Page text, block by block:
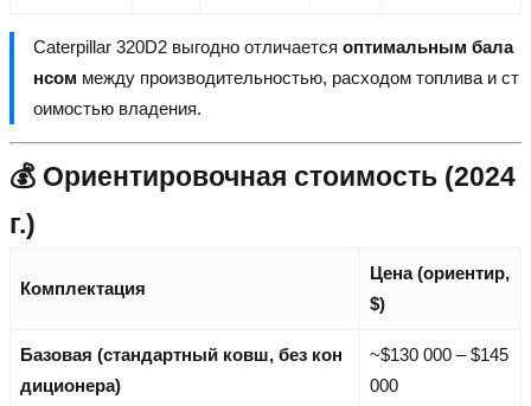
Caterpillar 320D2 выгодно отличается оптимальным бала
нсом между производительностью, расходом топлива и ст
оимостью владения.
💰 Ориентировочная стоимость (2024
г.)
Комплектация
Цена (ориентир,
$)
Базовая (стандартный ковш, без кон
диционера)
~$130 000 – $145
000